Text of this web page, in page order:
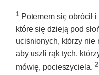
1 Potemem się obrócił
które się dzieją pod
uciśnionych, którzy nie
aby uszli rąk tych,
mówię, pocieszyciela. 2